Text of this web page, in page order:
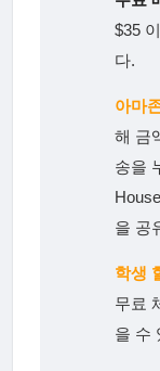
$35
다.
아마
해 금
송을
을 공
학생
무료
을 수